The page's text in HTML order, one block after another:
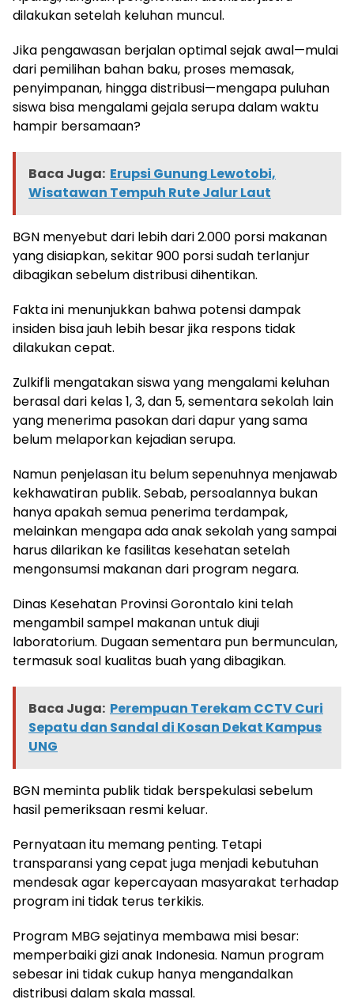
dilakukan setelah keluhan muncul.
Jika pengawasan berjalan optimal sejak awal—mulai
dari pemilihan bahan baku, proses memasak,
penyimpanan, hingga distribusi—mengapa puluhan
siswa bisa mengalami gejala serupa dalam waktu
hampir bersamaan?
Baca Juga: Erupsi Gunung Lewotobi,
Wisatawan Tempuh Rute Jalur Laut
BGN menyebut dari lebih dari 2.000 porsi makanan
yang disiapkan, sekitar 900 porsi sudah terlanjur
dibagikan sebelum distribusi dihentikan.
Fakta ini menunjukkan bahwa potensi dampak
insiden bisa jauh lebih besar jika respons tidak
dilakukan cepat.
Zulkifli mengatakan siswa yang mengalami keluhan
berasal dari kelas 1, 3, dan 5, sementara sekolah lain
yang menerima pasokan dari dapur yang sama
belum melaporkan kejadian serupa.
Namun penjelasan itu belum sepenuhnya menjawab
kekhawatiran publik. Sebab, persoalannya bukan
hanya apakah semua penerima terdampak,
melainkan mengapa ada anak sekolah yang sampai
harus dilarikan ke fasilitas kesehatan setelah
mengonsumsi makanan dari program negara.
Dinas Kesehatan Provinsi Gorontalo kini telah
mengambil sampel makanan untuk diuji
laboratorium. Dugaan sementara pun bermunculan,
termasuk soal kualitas buah yang dibagikan.
Baca Juga: Perempuan Terekam CCTV Curi
Sepatu dan Sandal di Kosan Dekat Kampus
UNG
BGN meminta publik tidak berspekulasi sebelum
hasil pemeriksaan resmi keluar.
Pernyataan itu memang penting. Tetapi
transparansi yang cepat juga menjadi kebutuhan
mendesak agar kepercayaan masyarakat terhadap
program ini tidak terus terkikis.
Program MBG sejatinya membawa misi besar:
memperbaiki gizi anak Indonesia. Namun program
sebesar ini tidak cukup hanya mengandalkan
distribusi dalam skala massal.